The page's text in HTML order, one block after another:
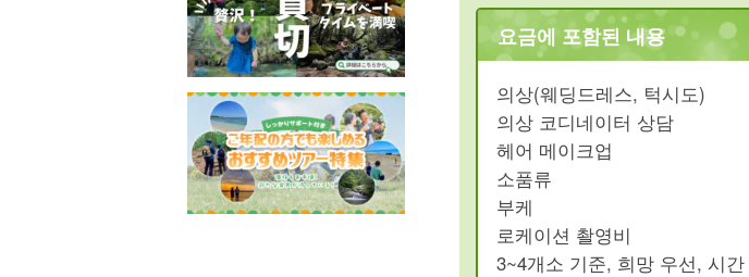
요금에 포함된 내용
의상(웨딩드레스, 턱시도)
의상 코디네이터 상담
헤어 메이크업
소품류
부케
로케이션 촬영비
3~4개소 기준, 희망 우선, 시